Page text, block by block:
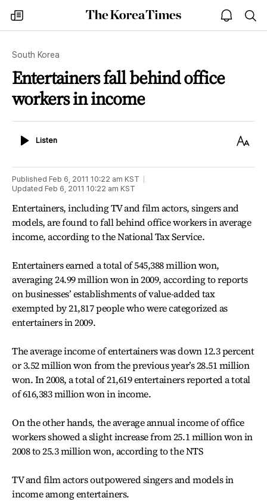
my
times
The
Korea
open
notice
South Korea
Entertainers fall behind office
workers in income
ListenListen
Text
Published Feb 6, 2011 10:22 am KST
Updated Feb 6, 2011 10:22 am KST
Entertainers, including TV and film actors, singers and
models, are found to fall behind office workers in average
income, according to the National Tax Service.
Entertainers earned a total of 545,388 million won,
averaging 24.99 million won in 2009, according to reports
on businesses’ establishments of value-added tax
exempted by 21,817 people who were categorized as
entertainers in 2009.
The average income of entertainers was down 12.3 percent
or 3.52 million won from the previous year’s 28.51 million
won. In 2008, a total of 21,619 entertainers reported a total
of 616,383 million won in income.
On the other hands, the average annual income of office
workers showed a slight increase from 25.1 million won in
2008 to 25.3 million won, according to the NTS
TV and film actors outpowered singers and models in
income among entertainers.